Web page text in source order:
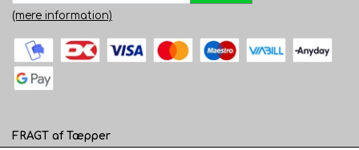
(mere information)
FRAGT af Tæpper